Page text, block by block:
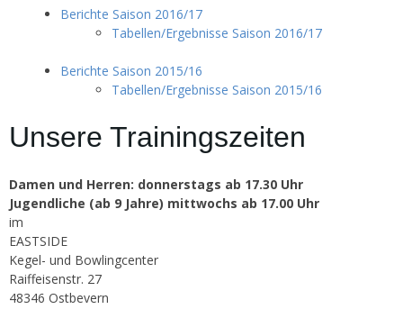
Berichte Saison 2016/17
Tabellen/Ergebnisse Saison 2016/17
Berichte Saison 2015/16
Tabellen/Ergebnisse Saison 2015/16
Unsere Trainingszeiten
Damen und Herren: donnerstags ab 17.30 Uhr
Jugendliche (ab 9 Jahre) mittwochs ab 17.00 Uhr
im
EASTSIDE
Kegel- und Bowlingcenter
Raiffeisenstr. 27
48346 Ostbevern